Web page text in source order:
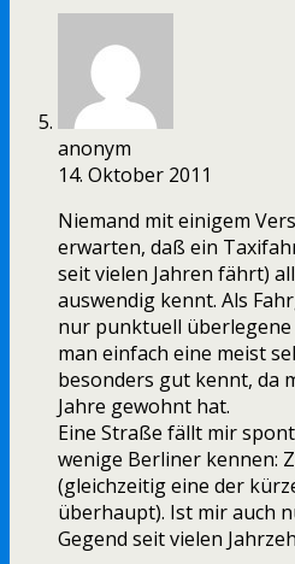
anonym
14. Oktober 2011
Niemand mit einigem
erwarten, daß ein
seit vielen Jahren fährt)
auswendig kennt. Als
nur punktuell
man einfach eine meist
besonders gut kennt, da
Jahre gewohnt hat.
Eine Straße fällt mir
wenige Berliner kennen:
(gleichzeitig eine der
überhaupt). Ist mir auch
Gegend seit vielen